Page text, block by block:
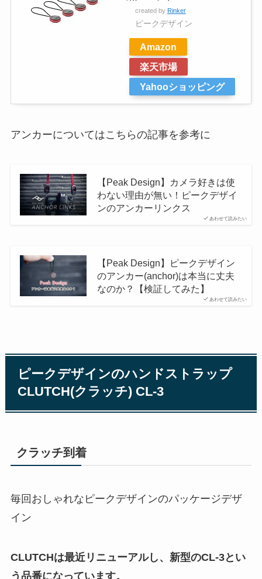
created by Rinker
ピークデザイン
Amazon
楽天市場
Yahooショッピング
アンカーについてはこちらの記事を参考に
あわせて読みたい
【Peak Design】カメラ好きは使
わない理由が無い！ピークデザイ
ンのアンカーリンクス
あわせて読みたい
【Peak Design】ピークデザイン
のアンカー(anchor)は本当に丈夫
なのか？【検証してみた】
ピークデザインのハンドストラップ
CLUTCH(クラッチ) CL-3
クラッチ到着
毎回おしゃれなピークデザインのパッケージデザ
イン
CLUTCHは最近リニューアルし、新型のCL-3とい
う品番になっています。